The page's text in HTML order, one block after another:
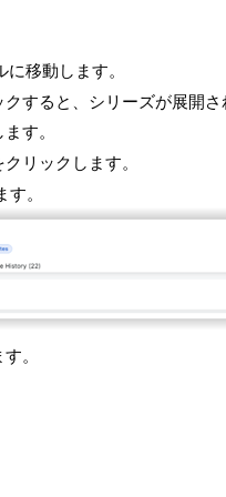
に移動します。
すると、シリーズが展開
す。
リックします。
。
。